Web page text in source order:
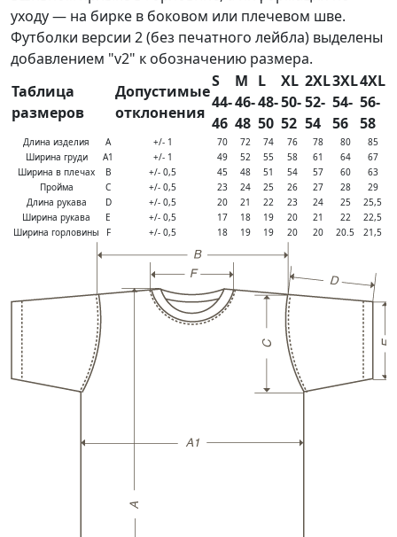
уходу — на бирке в боковом или плечевом шве.
Футболки версии 2 (без печатного лейбла) выделены
добавлением "v2" к обозначению размера.
Таблица
размеров
Допустимые
отклонения
S
44-
46
M
46-
48
L
48-
50
XL
50-
52
2XL
52-
54
3XL
54-
56
4XL
56-
58
Длина изделия A +/- 1 70 72 74 76 78 80
85
Ширина груди
A1 +/- 1 49 52 55 58 61 64
67
Ширина в плечах
B +/- 0,5 45 48 51 54 57 60
63
Пройма
C +/- 0,5 23 24 25 26 27 28
29
Длина рукава
D +/- 0,5 20 21 22 23 24 25
25,5
Ширина рукава
E +/- 0,5 17 18 19 20 21 22
22,5
Ширина горловины
F +/- 0,5 18 19 19 20 20 20.5 21,5